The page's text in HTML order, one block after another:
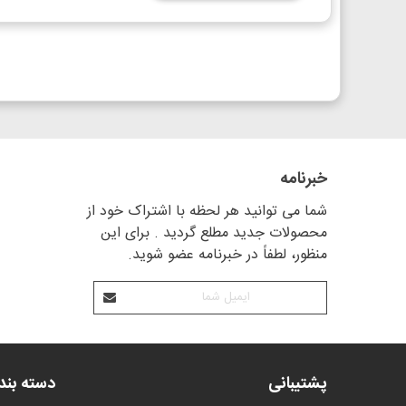
خبرنامه
شما می توانید هر لحظه با اشتراک خود از
محصولات جدید مطلع گردید . برای این
منظور، لطفاً در خبرنامه عضو شوید.
پشتیبانی دسته